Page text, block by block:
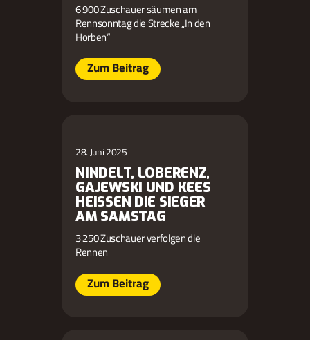
6.900 Zuschauer säumen am
Rennsonntag die Strecke „In den
Horben“
Zum Beitrag
28. Juni 2025
NINDELT, LOBERENZ,
GAJEWSKI UND KEES
HEISSEN DIE SIEGER A
M SAMSTAG
3.250 Zuschauer verfolgen die
Rennen
Zum Beitrag